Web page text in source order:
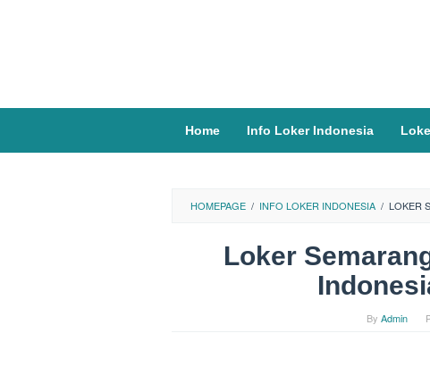
Home Info Loker Indonesia
HOMEPAGE / INFO LOKER INDONESIA / LOKER
Loker
By Admin